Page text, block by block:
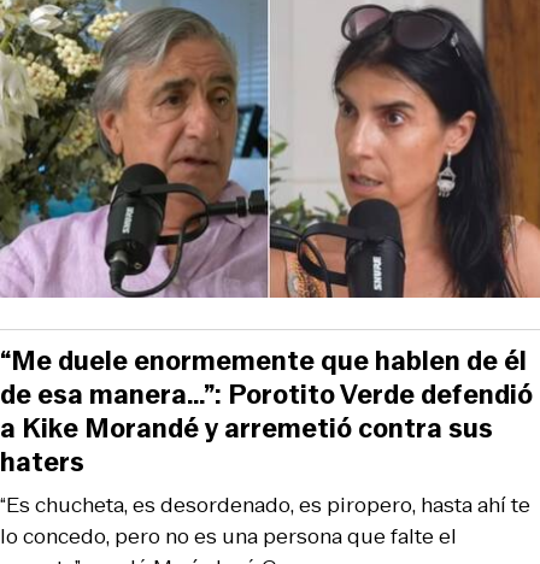
“Es chucheta, es desordenado, es piropero, hasta ahí te
lo concedo, pero no es una persona que falte el
“Me duele enormemente que hablen de él
de esa manera…”: Porotito Verde defendió
a Kike Morandé y arremetió contra sus
haters